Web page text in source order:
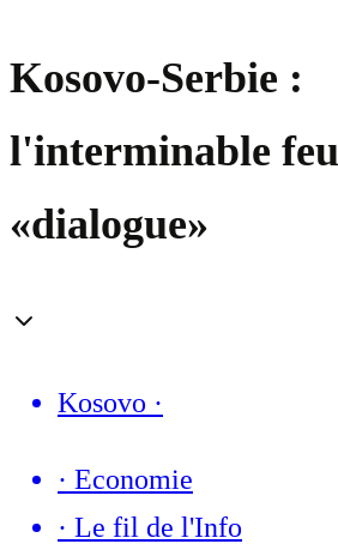
Kosovo-Serbie :
l'interminable
«dialogue»
Kosovo ·
· Economie
· Le fil de l'Info